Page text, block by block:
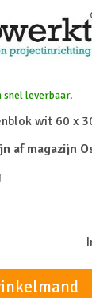
snel leverbaar.
wit 60 x
af magazijn